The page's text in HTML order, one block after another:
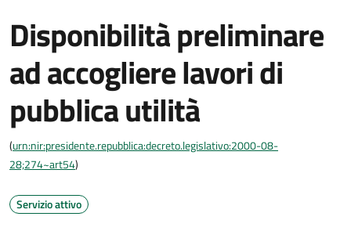
Disponibilità preliminare
ad accogliere lavori di
pubblica utilità
(urn:nir:presidente.repubblica:decreto.legislativo:2000-08-
28;274~art54)
Servizio attivo